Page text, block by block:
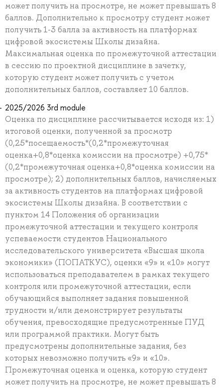
может получить на просмотре, не может превышать 8
баллов. Дополнительно к просмотру студент может
получить 1-3 балла за активность на платформах
цифровой экосистемы Школы дизайна.
Максимальная оценка по промежуточной аттестации
в сессию по проектной дисциплине в зачетку,
которую студент может получить с учетом
дополнительных баллов, составляет 10 баллов.
2025/2026 3rd module
Оценка по дисциплине рассчитывается исходя из: 1)
итоговой оценки, полученной за просмотр
(0,25*посещаемость*(0,2*промежуточная
оценка+0,8*оценка комиссии на просмотре) +0,75*
(0,2*промежуточная оценка+0,8*оценка комиссии на
просмотре); 2) дополнительных баллов, начисляемых
за активность студентов на платформах цифровой
экосистемы Школы дизайна. В соответствии с
пунктом 14 Положения об организации
промежуточной аттестации и текущего контроля
успеваемости студентов Национального
исследовательского университета «Высшая школа
экономики» (ПОПАТКУС), оценки «9» и «10» могут
использоваться преподавателем в рамках текущего
контроля или промежуточной аттестации, если
обучающийся выполняет задания повышенной
трудности и/или демонстрирует результаты
обучения, превосходящие предусмотренные ПУД
или программой практики. Могут быть
предусмотрены дополнительные задания, без
которых невозможно получить «9» и «10».
Промежуточная оценка и оценка, которую студент
может получить на просмотре, не может превышать 8